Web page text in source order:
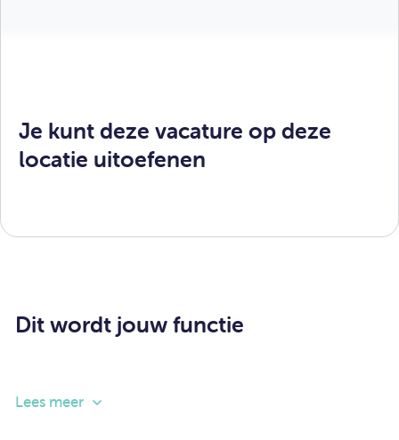
Je kunt deze vacature op deze
locatie uitoefenen
Dit wordt jouw functie
Lees meer